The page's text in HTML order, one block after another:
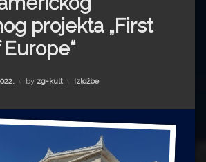
projekta „First
by zg-kult Kategorije:
Izložbe